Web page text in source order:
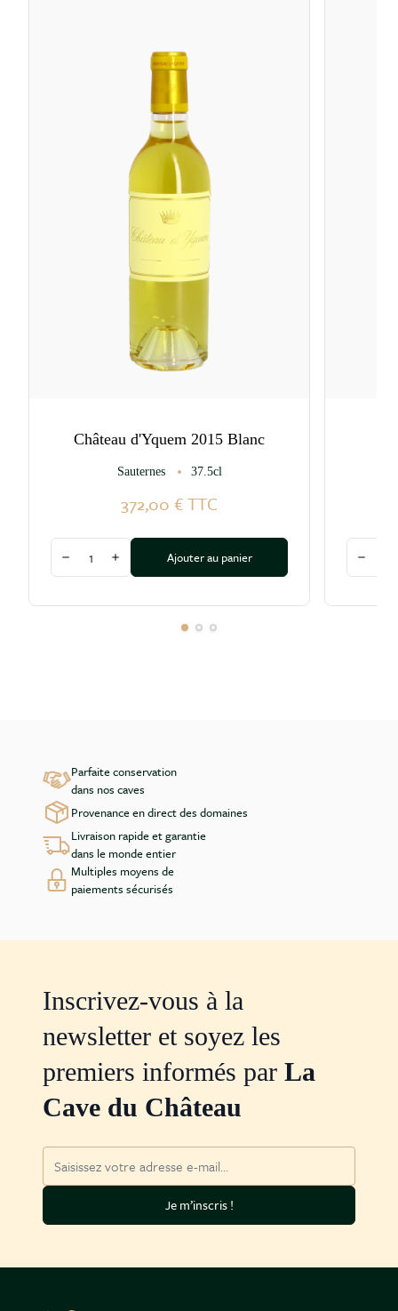
Château d'Yquem 2015 Blanc
Sauternes 37.5cl
372,00 €TTC
Diminuer la quantité
Augmenter la quantité
Ajouter au panier
Parfaite conservation
dans nos caves
Provenance en direct des domaines
Livraison rapide et garantie
dans le monde entier
Multiples moyens de
paiements sécurisés
Inscrivez-vous à la
newsletter et soyez les
premiers informés par La
Cave du Château
Je m’inscris !